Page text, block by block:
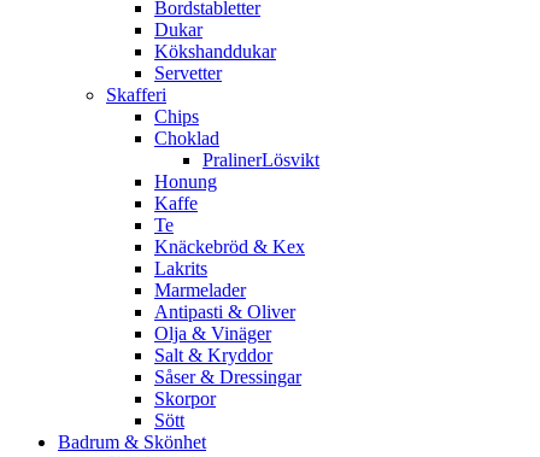
Bordstabletter
Dukar
Kökshanddukar
Servetter
Skafferi
Chips
Choklad
PralinerLösvikt
Honung
Kaffe
Te
Knäckebröd & Kex
Lakrits
Marmelader
Antipasti & Oliver
Olja & Vinäger
Salt & Kryddor
Såser & Dressingar
Skorpor
Sött
Badrum & Skönhet